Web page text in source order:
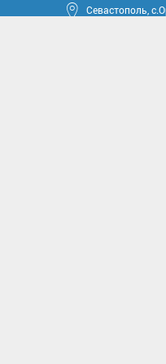
Севастополь,